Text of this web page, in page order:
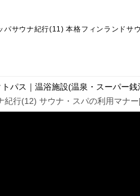
パサウナ紀行(11) 本格フィンランドサ
パス｜温浴施設(温泉・スーパー
紀行(12) サウナ・スパの利用マナ